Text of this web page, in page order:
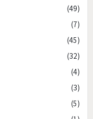
(49)
(7)
(45)
(32)
(4)
(3)
(5)